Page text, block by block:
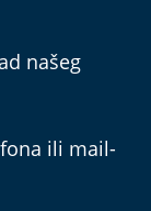
našeg
ili mail-